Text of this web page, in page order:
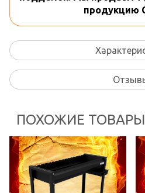
продукцию
ПОХОЖИЕ ТОВАРЫ